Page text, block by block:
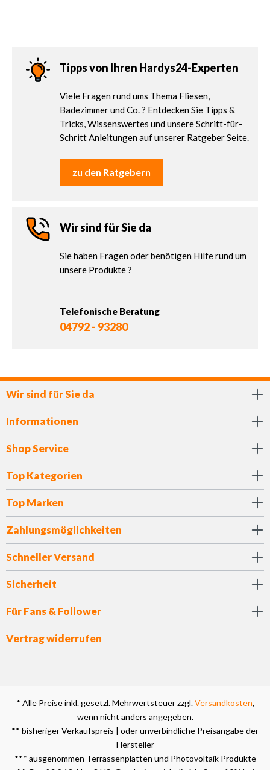
Tipps von Ihren Hardys24-Experten
Viele Fragen rund ums Thema Fliesen,
Badezimmer und Co. ? Entdecken Sie Tipps &
Tricks, Wissenswertes und unsere Schritt-für-
Schritt Anleitungen auf unserer Ratgeber Seite.
zu den Ratgebern
Wir sind für Sie da
Sie haben Fragen oder benötigen Hilfe rund um
unsere Produkte ?
Telefonische Beratung
04792 - 93280
Wir sind für Sie da
Informationen
Shop Service
Top Kategorien
Top Marken
Zahlungsmöglichkeiten
Schneller Versand
Sicherheit
Für Fans & Follower
Vertrag widerrufen
* Alle Preise inkl. gesetzl. Mehrwertsteuer zzgl.Versandkosten,
wenn nicht anders angegeben.
** bisheriger Verkaufspreis | oder unverbindliche Preisangabe der
Hersteller
*** ausgenommen Terrassenplatten und Photovoltaik Produkte